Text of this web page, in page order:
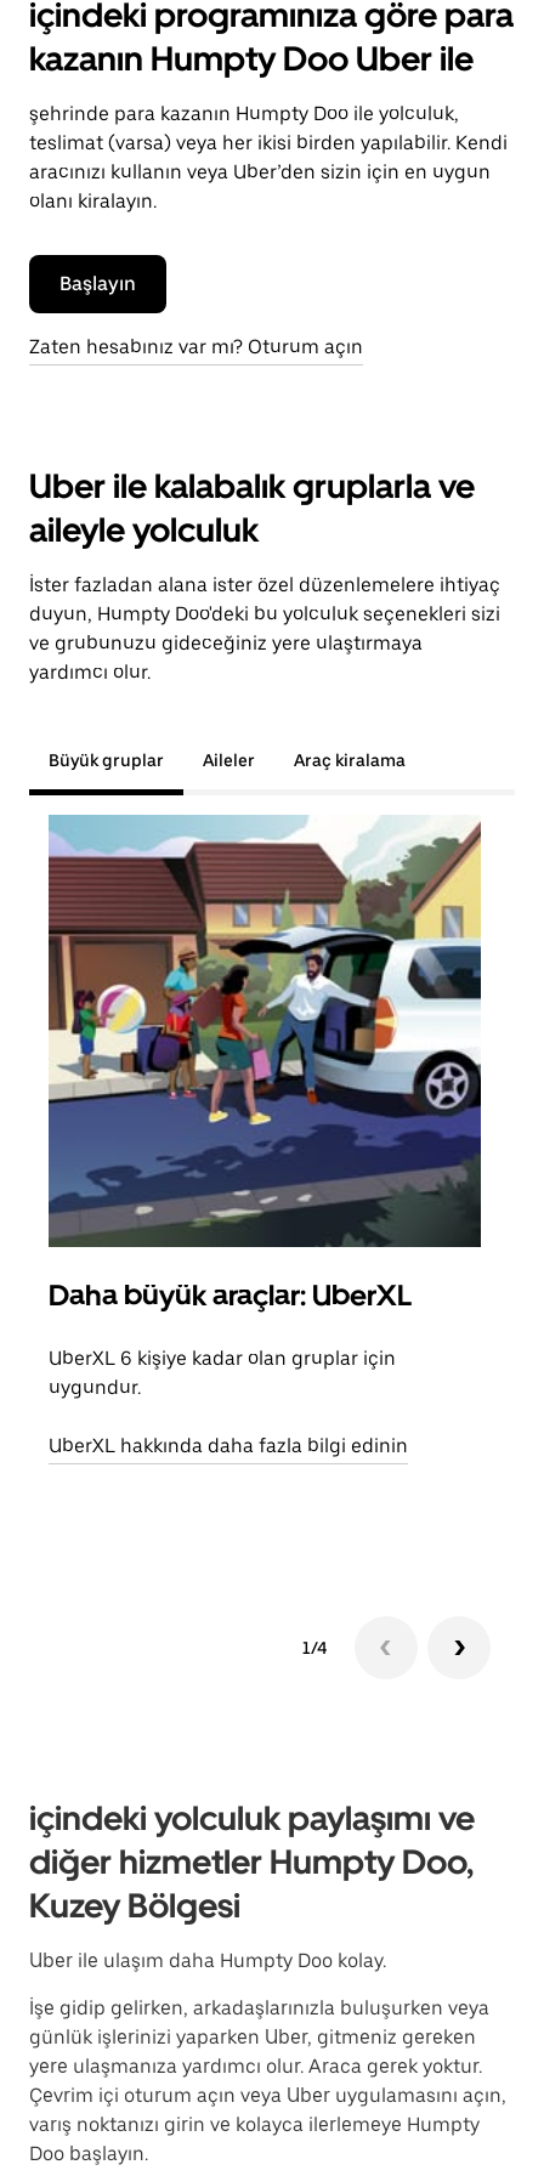
içindeki programınıza göre para
kazanın Humpty Doo Uber ile
şehrinde para kazanın Humpty Doo ile yolculuk,
teslimat (varsa) veya her ikisi birden yapılabilir. Kendi
aracınızı kullanın veya Uber’den sizin için en uygun
olanı kiralayın.
Başlayın
Zaten hesabınız var mı? Oturum açın
Uber ile kalabalık gruplarla ve
aileyle yolculuk
İster fazladan alana ister özel düzenlemelere ihtiyaç
duyun, Humpty Doo'deki bu yolculuk seçenekleri sizi
ve grubunuzu gideceğiniz yere ulaştırmaya
yardımcı olur.
Büyük gruplar Aileler Araç kiralama
Daha büyük araçlar: UberXL
UberXL 6 kişiye kadar olan gruplar için
uygundur.
UberXL hakkında daha fazla bilgi edinin
1/4
içindeki yolculuk paylaşımı ve
diğer hizmetler Humpty Doo,
Kuzey Bölgesi
Uber ile ulaşım daha Humpty Doo kolay.
İşe gidip gelirken, arkadaşlarınızla buluşurken veya
günlük işlerinizi yaparken Uber, gitmeniz gereken
yere ulaşmanıza yardımcı olur. Araca gerek yoktur.
Çevrim içi oturum açın veya Uber uygulamasını açın,
varış noktanızı girin ve kolayca ilerlemeye Humpty
Doo başlayın.